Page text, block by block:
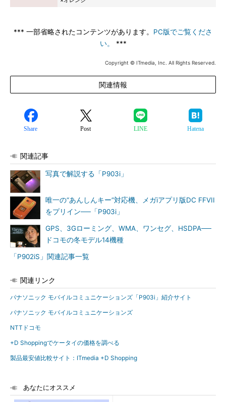
*** 一部省略されたコンテンツがあります。 PC版でご覧くださ
い。
***
Copyright © ITmedia, Inc. All Rights Reserved.
関連情報
Share Post LINE Hatena
関連記事
写真で解説する「P903i」
唯一の“あんしんキー”対応機、メガiアプリ版DC FFVII
をプリイン──「P903i」
GPS、3Gローミング、WMA、ワンセグ、HSDPA──
ドコモの冬モデル14機種
「P902iS」関連記事一覧
関連リンク
パナソニック モバイルコミュニケーションズ「P903i」紹介サイト
パナソニック モバイルコミュニケーションズ
NTTドコモ
+D Shoppingでケータイの価格を調べる
製品最安値比較サイト：ITmedia +D Shopping
あなたにオススメ